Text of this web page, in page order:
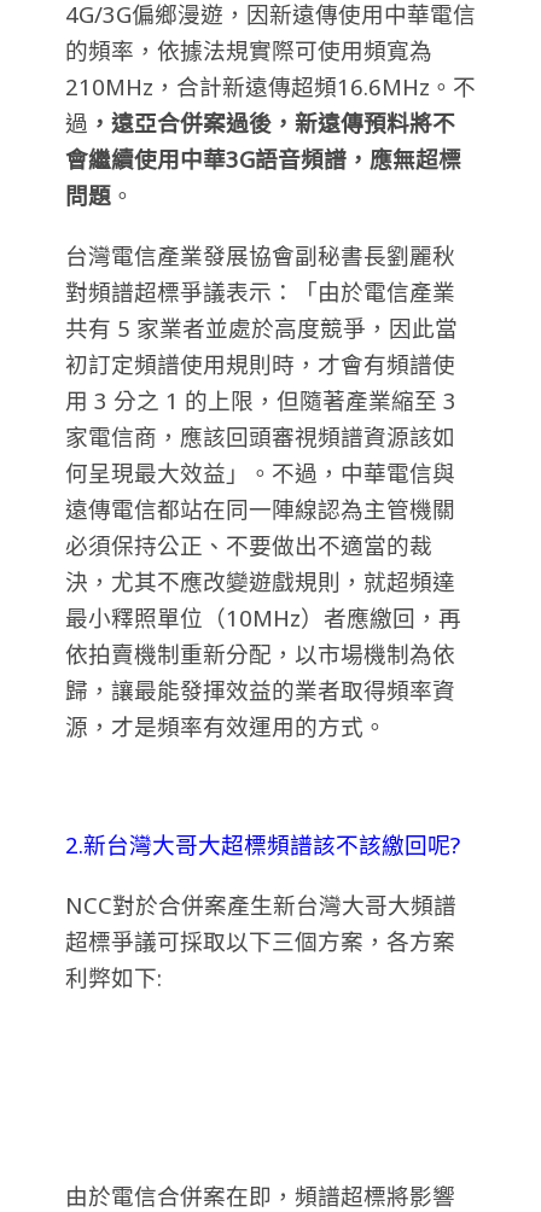
4G/3G偏鄉漫遊，因新遠傳使用中華電信
的頻率，依據法規實際可使用頻寬為
210MHz，合計新遠傳超頻16.6MHz。不
過 ，遠亞合併案過後，新遠傳預料將不
會繼續使用中華3G語音頻譜，應無超標
問題 。
台灣電信產業發展協會副秘書長劉麗秋
對頻譜超標爭議表示：「由於電信產業
共有 5 家業者並處於高度競爭，因此當
初訂定頻譜使用規則時，才會有頻譜使
用 3 分之 1 的上限，但隨著產業縮至 3
家電信商，應該回頭審視頻譜資源該如
何呈現最大效益」。不過，中華電信與
遠傳電信都站在同一陣線認為主管機關
必須保持公正、不要做出不適當的裁
決，尤其不應改變遊戲規則，就超頻達
最小釋照單位（10MHz）者應繳回，再
依拍賣機制重新分配，以市場機制為依
歸，讓最能發揮效益的業者取得頻率資
源，才是頻率有效運用的方式。
2.新台灣大哥大超標頻譜該不該繳回呢?
NCC對於合併案產生新台灣大哥大頻譜
超標爭議可採取以下三個方案，各方案
利弊如下:
由於電信合併案在即，頻譜超標將影響